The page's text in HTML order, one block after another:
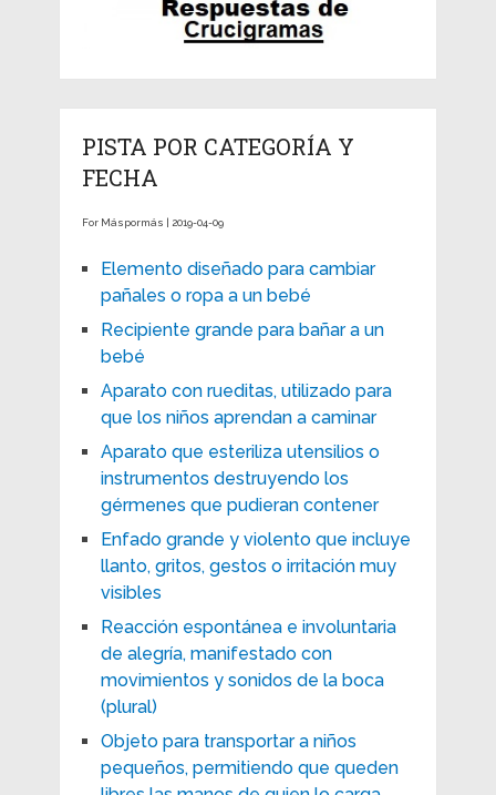
PISTA POR CATEGORÍA Y
FECHA
For Máspormás | 2019-04-09
Elemento diseñado para cambiar
pañales o ropa a un bebé
Recipiente grande para bañar a un
bebé
Aparato con rueditas, utilizado para
que los niños aprendan a caminar
Aparato que esteriliza utensilios o
instrumentos destruyendo los
gérmenes que pudieran contener
Enfado grande y violento que incluye
llanto, gritos, gestos o irritación muy
visibles
Reacción espontánea e involuntaria
de alegría, manifestado con
movimientos y sonidos de la boca
(plural)
Objeto para transportar a niños
pequeños, permitiendo que queden